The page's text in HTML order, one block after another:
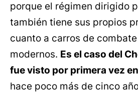
porque el régimen dirigido
también tiene sus propios
cuanto a carros de
modernos. Es el caso del
fue visto por primera vez
hace poco más de cinco